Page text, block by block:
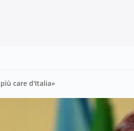
care d'Italia»